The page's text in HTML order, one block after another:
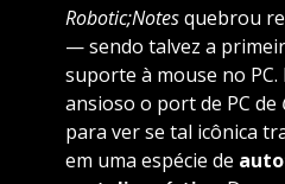
Robotic;Notesquebrou
— sendo talvez a
suporte à mouse no
ansioso o port de PC de
para ver se tal icônica
em uma espécie de